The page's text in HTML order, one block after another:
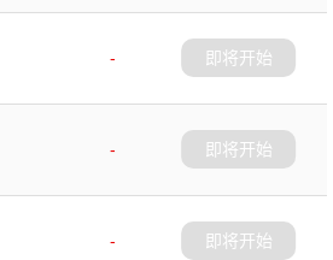
-
即将开始
-
即将开始
-
即将开始